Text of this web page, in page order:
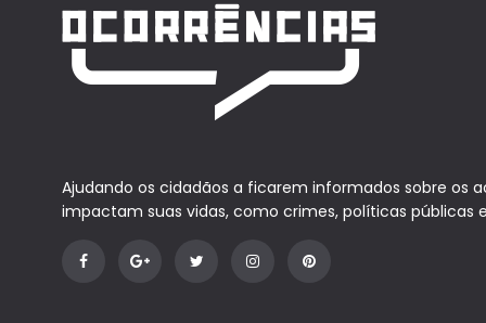
Ajudando os cidadãos a ficarem informados sobre os
impactam suas vidas, como crimes, políticas públicas